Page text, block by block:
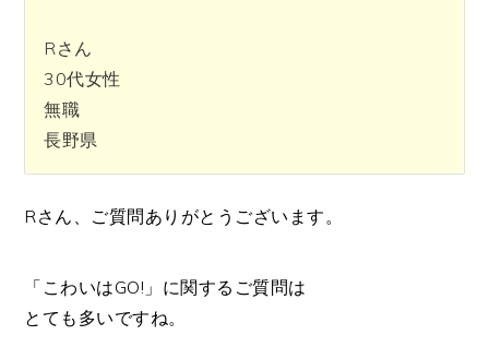
Rさん
30代女性
無職
長野県
Rさん、ご質問ありがとうございます。
「こわいはGO!」に関するご質問は
とても多いですね。